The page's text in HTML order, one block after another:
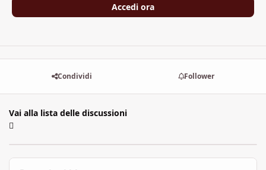
Accedi ora
Condividi Follower
Vai alla lista delle discussioni